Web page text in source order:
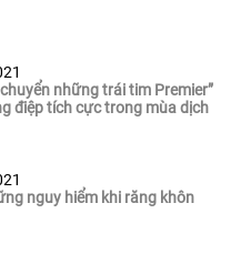
những trái tim Premier”
điệp tích cực trong mùa dịch
nguy hiểm khi răng khôn